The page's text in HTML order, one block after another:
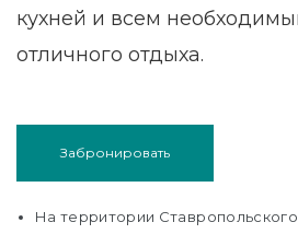
кухней и всем
отличного отдыха.
Забронировать
На территории
в